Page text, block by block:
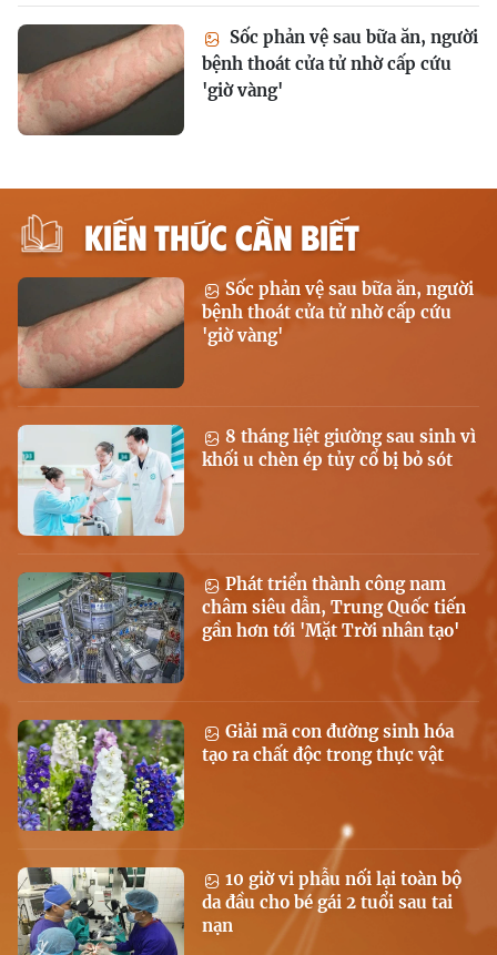
Sốc phản vệ sau bữa ăn, người
bệnh thoát cửa tử nhờ cấp cứu
'giờ vàng'
KIẾN THỨC CẦN BIẾT
Sốc phản vệ sau bữa ăn, người
bệnh thoát cửa tử nhờ cấp cứu
'giờ vàng'
8 tháng liệt giường sau sinh vì
khối u chèn ép tủy cổ bị bỏ sót
Phát triển thành công nam
châm siêu dẫn, Trung Quốc tiến
gần hơn tới 'Mặt Trời nhân tạo'
Giải mã con đường sinh hóa
tạo ra chất độc trong thực vật
10 giờ vi phẫu nối lại toàn bộ
da đầu cho bé gái 2 tuổi sau tai
nạn